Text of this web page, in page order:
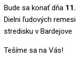
Bude sa konať dňa
Dielni ľudových
stredisku v Bardejove
Tešíme sa na Vás!